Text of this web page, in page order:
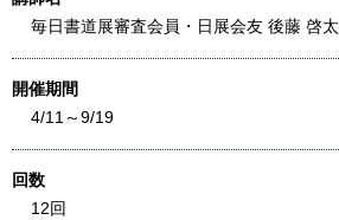
毎日書道展審査会員・日展会友 後藤 啓太
開催期間
4/11～9/19
回数
12回